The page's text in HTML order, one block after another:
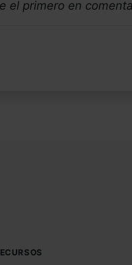
el primero en